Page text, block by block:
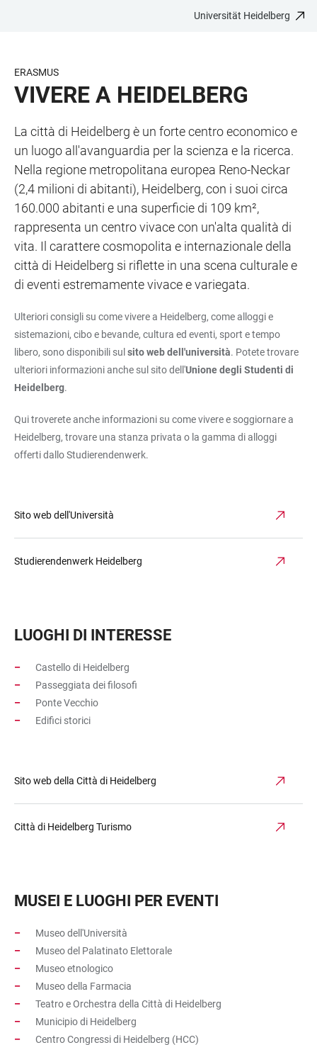
BARRIEREFREIHEIT
Universität Heidelberg
ERASMUS
VIVERE A HEIDELBERG
La città di Heidelberg è un forte centro economico e
un luogo all'avanguardia per la scienza e la ricerca.
Nella regione metropolitana europea Reno-Neckar
(2,4 milioni di abitanti), Heidelberg, con i suoi circa
160.000 abitanti e una superficie di 109 km²,
rappresenta un centro vivace con un'alta qualità di
vita. Il carattere cosmopolita e internazionale della
città di Heidelberg si riflette in una scena culturale e
di eventi estremamente vivace e variegata.
Ulteriori consigli su come vivere a Heidelberg, come alloggi e
sistemazioni, cibo e bevande, cultura ed eventi, sport e tempo
libero, sono disponibili sul sito web dell'università. Potete trovare
ulteriori informazioni anche sul sito dell'Unione degli Studenti di
Heidelberg.
Qui troverete anche informazioni su come vivere e soggiornare a
Heidelberg, trovare una stanza privata o la gamma di alloggi
offerti dallo Studierendenwerk.
Sito web dell'Università
Studierendenwerk Heidelberg
LUOGHI DI INTERESSE
Castello di Heidelberg
Passeggiata dei filosofi
Ponte Vecchio
Edifici storici
Sito web della Città di Heidelberg
Città di Heidelberg Turismo
MUSEI E LUOGHI PER EVENTI
Museo dell'Università
Museo del Palatinato Elettorale
Museo etnologico
Museo della Farmacia
Teatro e Orchestra della Città di Heidelberg
Municipio di Heidelberg
Centro Congressi di Heidelberg (HCC)